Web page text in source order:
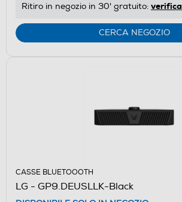
Ritiro in negozio in 30' gratuito: verifica
CERCA NEGOZIO
CASSE BLUETOOOTH
LG - GP9.DEUSLLK-Black